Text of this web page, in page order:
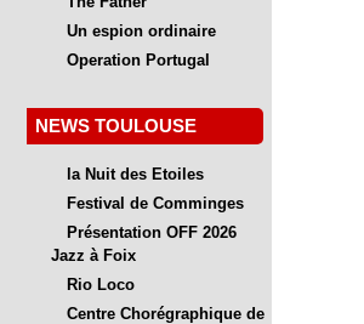
Un espion ordinaire
Operation Portugal
NEWS TOULOUSE
la Nuit des Etoiles
Festival de Comminges
Présentation OFF 2026
Jazz à Foix
Rio Loco
Centre Chorégraphique de